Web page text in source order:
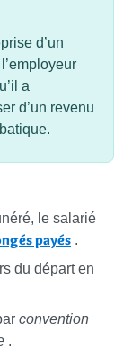
d’un
a
d’un revenu
le salarié
payés .
du départ en
convention
.